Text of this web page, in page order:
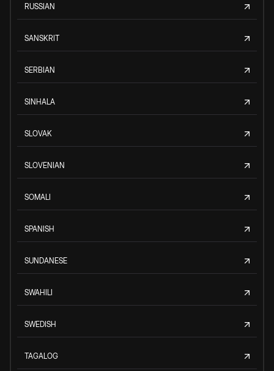
RUSSIAN
SANSKRIT
SERBIAN
SINHALA
SLOVAK
SLOVENIAN
SOMALI
SPANISH
SUNDANESE
SWAHILI
SWEDISH
TAGALOG